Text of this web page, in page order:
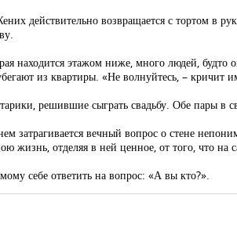
действительно возвращается с тортом в
находится этажом ниже, много людей,
из квартиры. «Не волнуйтесь, – кричит
решившие сыграть свадьбу. Обе пары в
вечный вопрос о стене
отделяя в ней ценное, от того, что на
себе ответить на вопрос: «А вы кто?».